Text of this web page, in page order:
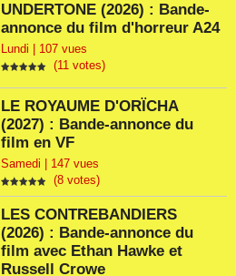
UNDERTONE (2026) : Bande-
annonce du film d'horreur A24
Lundi | 107 vues
(11 votes)
LE ROYAUME D'ORÏCHA
(2027) : Bande-annonce du
film en VF
Samedi | 147 vues
(8 votes)
LES CONTREBANDIERS
(2026) : Bande-annonce du
film avec Ethan Hawke et
Russell Crowe